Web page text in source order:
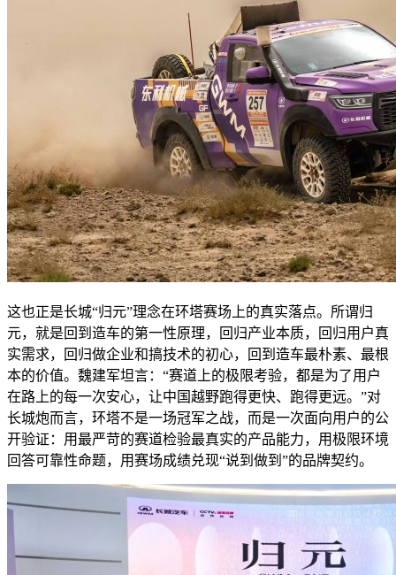
这也正是长城“归元”理念在环塔赛场上的真实落点。所谓归
元，就是回到造车的第一性原理，回归产业本质，回归用户真
实需求，回归做企业和搞技术的初心，回到造车最朴素、最根
本的价值。魏建军坦言：“赛道上的极限考验，都是为了用户
在路上的每一次安心，让中国越野跑得更快、跑得更远。”对
长城炮而言，环塔不是一场冠军之战，而是一次面向用户的公
开验证：用最严苛的赛道检验最真实的产品能力，用极限环境
回答可靠性命题，用赛场成绩兑现“说到做到”的品牌契约。